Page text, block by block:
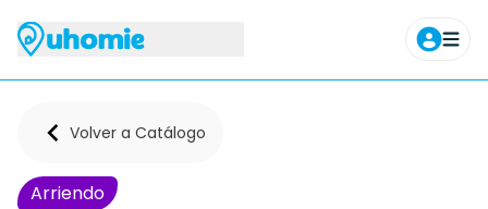
Agendar tour
Volver a Catálogo
Arriendo